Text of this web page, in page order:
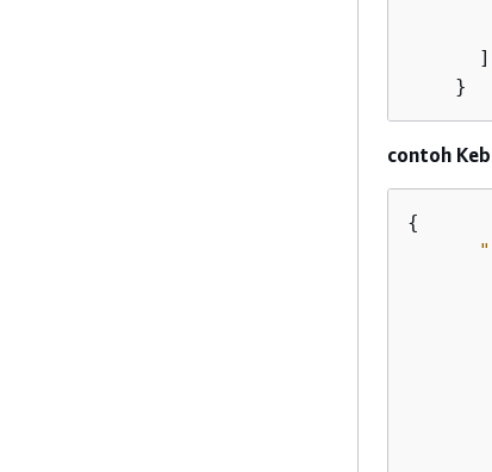
      ]
    }
contoh
{